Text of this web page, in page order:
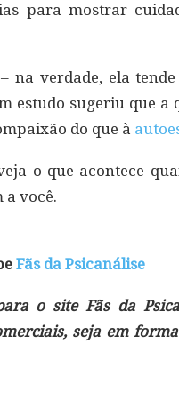
para mostrar
na verdade, ela
estudo sugeriu que a
do que à
o que acontece
a você.
Fãs da Psicanálise
o site Fãs da
seja em